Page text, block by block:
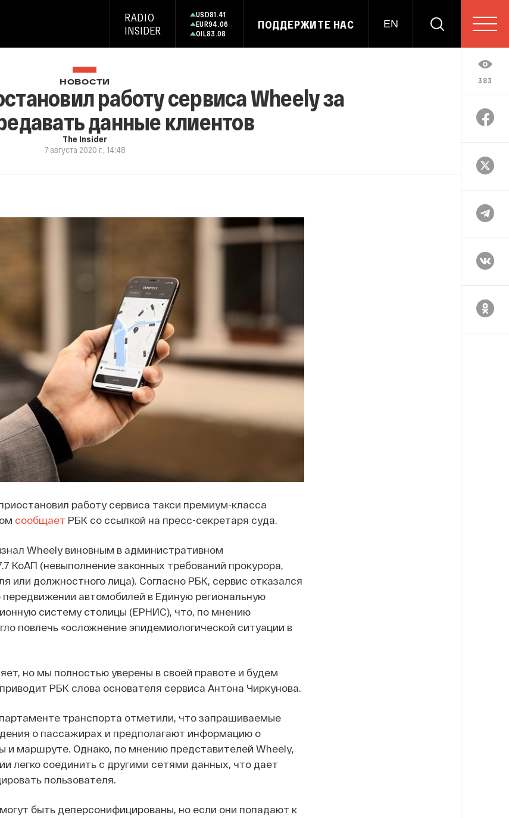
RADIO
INSIDER
USD81.41
EUR94.06
OIL83.08
ПОДДЕРЖИТЕ НАС EN
383
НОВОСТИ
работу сервиса Wheely за
данные клиентов
The Insider
7 августа 2020 г., 14:48
работу сервиса такси премиум-класса
сообщает РБК со ссылкой на пресс-секретаря суда.
Wheely виновным в административном
КоАП (невыполнение законных требований прокурора,
или должностного лица). Согласно РБК, сервис отказался
автомобилей в Единую региональную
систему столицы (ЕРНИС), что, по мнению
повлечь «осложнение эпидемиологической ситуации в
но мы полностью уверены в своей правоте и будем
РБК слова основателя сервиса Антона Чиркунова.
транспорта отметили, что запрашиваемые
о пассажирах и предполагают информацию о
маршруте. Однако, по мнению представителей Wheely,
легко соединить с другими сетями данных, что дает
пользователя.
быть деперсонифицированы, но если они попадают к